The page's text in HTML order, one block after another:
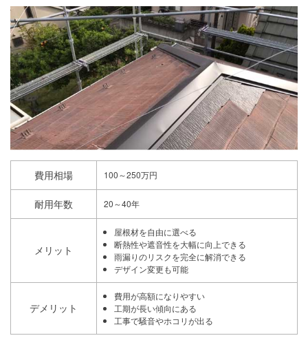
費用相場 100～250万円
耐用年数 20～40年
メリット
屋根材を自由に選べる
断熱性や遮音性を大幅に向上できる
雨漏りのリスクを完全に解消できる
デザイン変更も可能
デメリット
費用が高額になりやすい
工期が長い傾向にある
工事で騒音やホコリが出る